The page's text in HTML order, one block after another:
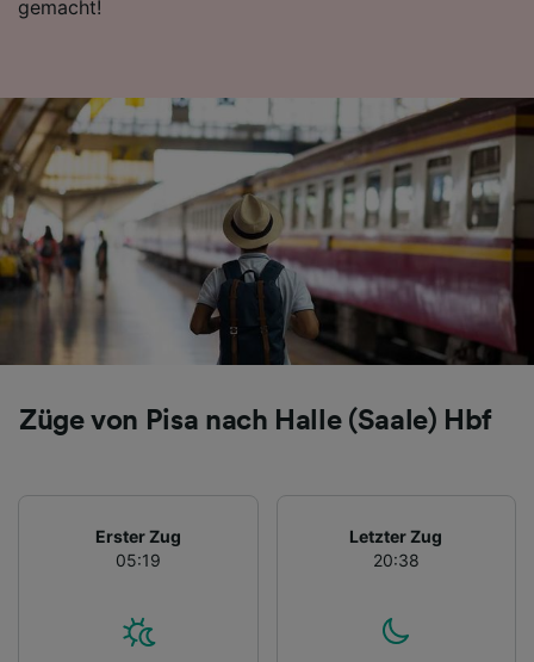
gemacht!
Züge von Pisa nach Halle (Saale) Hbf
Erster Zug
05:19
Letzter Zug
20:38
Folgendes bereitzustellen:
aktiv abfragen. Speichern von oder Zugriff auf
Informationen auf einem Endgerät.
Personalisierte Werbung und Inhalte, Messung
von Werbeleistung und der Performance von
Inhalten, Zielgruppenforschung sowie
Entwicklung und Verbesserung von
Angeboten.
Liste der Partner (Lieferanten)